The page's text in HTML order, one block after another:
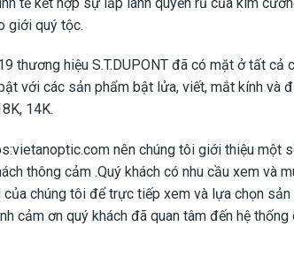
giới quý tộc.
thương hiệu S.T.DUPONT đã có mặt ở tất cả
với các sản phẩm bật lửa, viết, mắt kính và
14K.
nên chúng tôi giới thiệu một
thông cảm .Quý khách có nhu cầu xem và
của chúng tôi để trực tiếp xem và lựa chọn
cảm ơn quý khách đã quan tâm đến hệ